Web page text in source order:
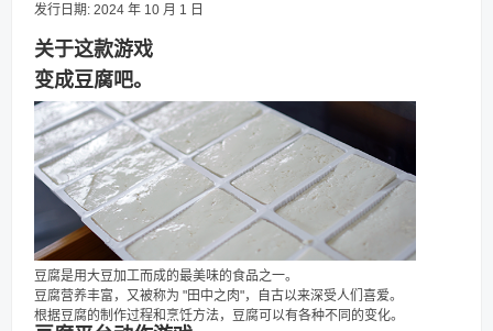
发行日期: 2024 年 10 月 1 日
关于这款游戏
变成豆腐吧。
豆腐是用大豆加工而成的最美味的食品之一。
豆腐营养丰富，又被称为 "田中之肉"，自古以来深受人们喜爱。
根据豆腐的制作过程和烹饪方法，豆腐可以有各种不同的变化。